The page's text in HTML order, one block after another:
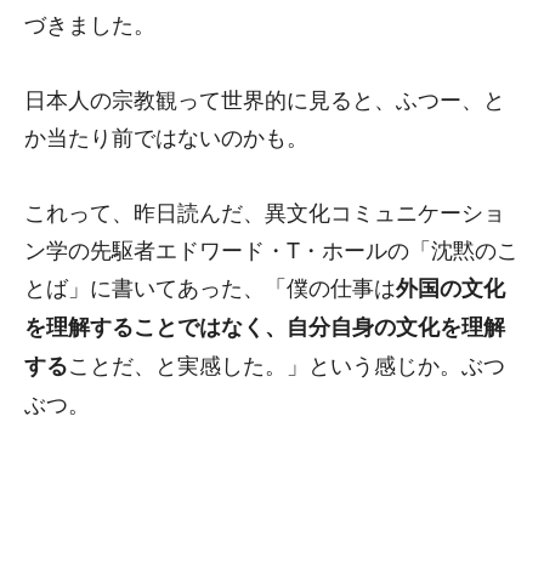
づきました。
日本人の宗教観って世界的に見ると、ふつー、と
か当たり前ではないのかも。
これって、昨日読んだ、異文化コミュニケーショ
ン学の先駆者エドワード・T・ホールの「沈黙のこ
とば」に書いてあった、「僕の仕事は外国の文化
を理解することではなく、自分自身の文化を理解
することだ、と実感した。」という感じか。ぶつ
ぶつ。